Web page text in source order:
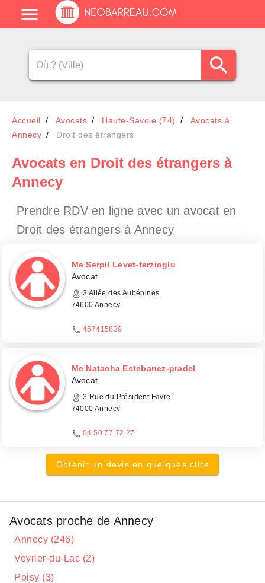
Accueil Avocats Haute-Savoie (74)
Avocats à
Annecy
Droit des étrangers
Avocats en Droit des étrangers à
Annecy
Prendre RDV en ligne avec un avocat en
Droit des étrangers à Annecy
Me Serpil Levet-terzioglu
Avocat
3 Allée des Aubépines
74600 Annecy
457415839
Me Natacha Estebanez-pradel
Avocat
3 Rue du Président Favre
74000 Annecy
04 50 77 72 27
Obtenir un devis en quelques clics
Avocats proche de Annecy
Annecy (246)
Veyrier-du-Lac (2)
Poisy (3)